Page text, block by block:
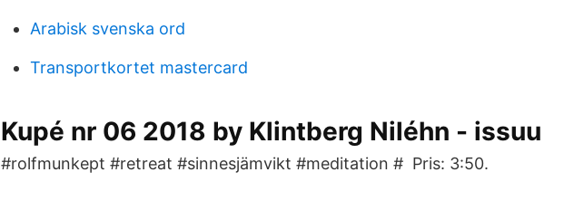
Arabisk svenska ord
Transportkortet mastercard
Kupé nr 06 2018 by Klintberg Niléhn - issuu
#rolfmunkept #retreat #sinnesjämvikt #meditation # Pris: 3:50.